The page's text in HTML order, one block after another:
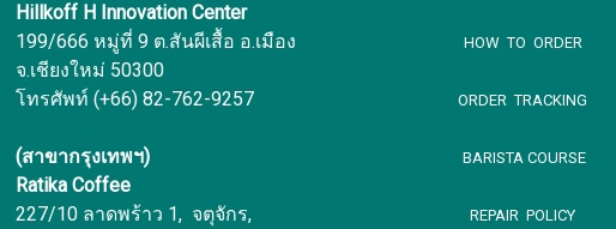
Hillkoff H Innovation Center
199/666 หมู่ที่ 9 ต.สันผีเสื้อ อ.เมือง
จ.เชียงใหม่ 50300
โทรศัพท์ (+66) 82-762-9257
(สาขากรุงเทพฯ)
Ratika Coffee
227/10 ลาดพร้าว 1, จตุจักร,
HOW TO ORDER
ORDER TRACKING
BARISTA COURSE
REPAIR POLICY